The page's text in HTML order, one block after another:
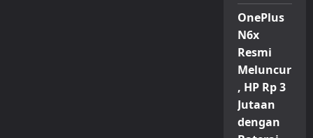
OnePlus
N6x
Resmi
Meluncur
, HP Rp 3
Jutaan
dengan